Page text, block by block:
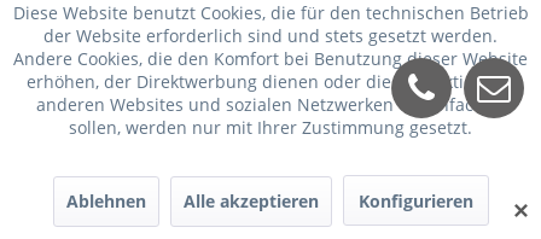
Aststärke, Wartung, Lautstärke und worauf es beim Kauf
wirklich ankommt.
27. Mai 2026
✕
Diese Website benutzt Cookies, die für den technischen Betrieb
der Website erforderlich sind und stets gesetzt werden.
Andere Cookies, die den Komfort bei Benutzung dieser Website
erhöhen, der Direktwerbung dienen oder die Interaktion mit
anderen Websites und sozialen Netzwerken vereinfachen
sollen, werden nur mit Ihrer Zustimmung gesetzt.
Ablehnen Alle akzeptieren Konfigurieren